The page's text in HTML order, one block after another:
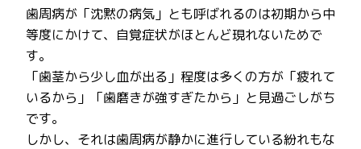
歯周病が「沈黙の病気」とも呼ばれるのは初期から中
等度にかけて、自覚症状がほとんど現れないためで
す。
「歯茎から少し血が出る」程度は多くの方が「疲れて
いるから」「歯磨きが強すぎたから」と見過ごしがち
です。
しかし、それは歯周病が静かに進行している紛れもな